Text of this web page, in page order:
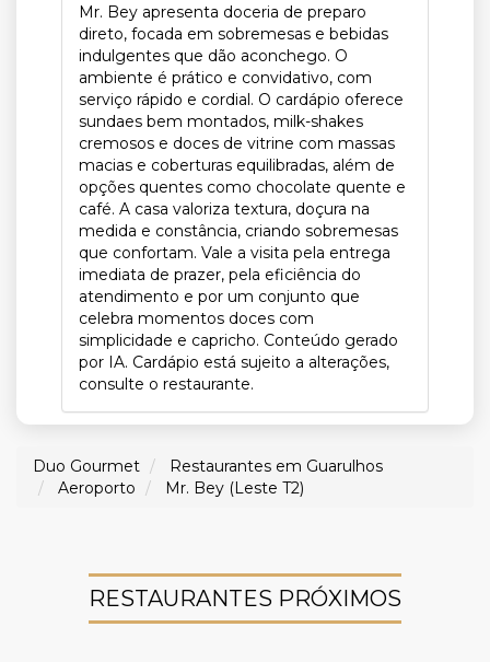
Mr. Bey apresenta doceria de preparo
direto, focada em sobremesas e bebidas
indulgentes que dão aconchego. O
ambiente é prático e convidativo, com
serviço rápido e cordial. O cardápio oferece
sundaes bem montados, milk-shakes
cremosos e doces de vitrine com massas
macias e coberturas equilibradas, além de
opções quentes como chocolate quente e
café. A casa valoriza textura, doçura na
medida e constância, criando sobremesas
que confortam. Vale a visita pela entrega
imediata de prazer, pela eficiência do
atendimento e por um conjunto que
celebra momentos doces com
simplicidade e capricho. Conteúdo gerado
por IA. Cardápio está sujeito a alterações,
consulte o restaurante.
Duo Gourmet
Restaurantes em Guarulhos
Aeroporto
Mr. Bey (Leste T2)
RESTAURANTES PRÓXIMOS